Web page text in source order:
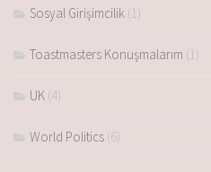
Sosyal Girişimcilik (1)
Toastmasters Konuşmalarım (1)
UK (4)
World Politics (6)